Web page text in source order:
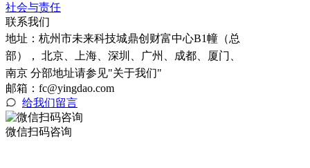
社会与责任
联系我们
地址： 杭州市未来科技城鼎创财富中心B1幢（总
部）， 北京、上海、深圳、广州、成都、厦门、
南京 分部地址请参见"关于我们"
邮箱：fc@yingdao.com
给我们留言
微信扫码咨询